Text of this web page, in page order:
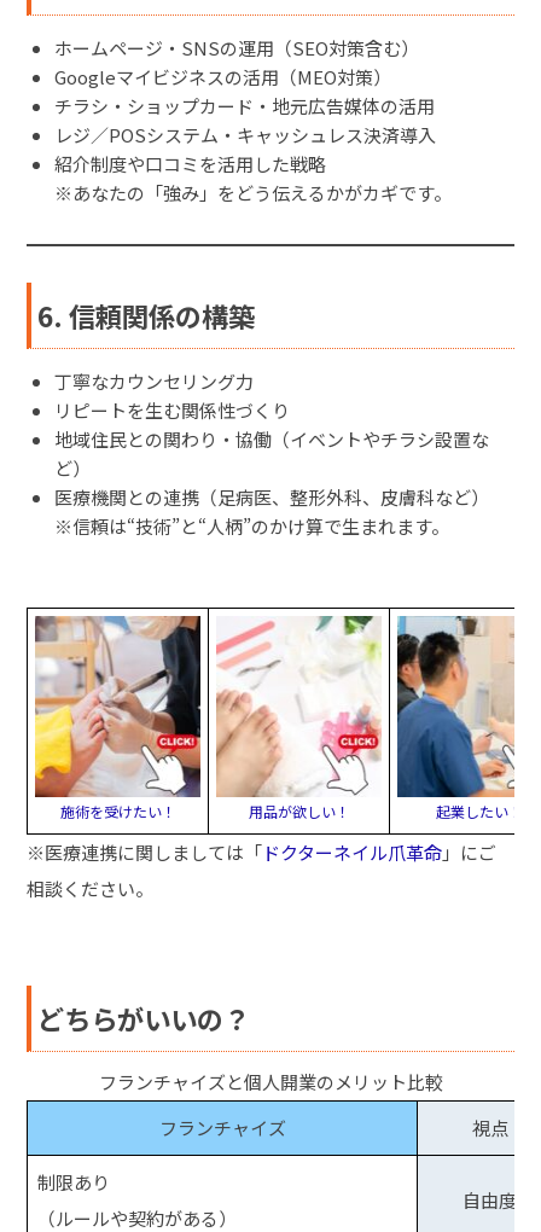
ホームページ・SNSの運用（SEO対策含む）
Googleマイビジネスの活用（MEO対策）
チラシ・ショップカード・地元広告媒体の活用
レジ／POSシステム・キャッシュレス決済導入
紹介制度や口コミを活用した戦略
※あなたの「強み」をどう伝えるかがカギです。
6. 信頼関係の構築
丁寧なカウンセリング力
リピートを生む関係性づくり
地域住民との関わり・協働（イベントやチラシ設置な
ど）
医療機関との連携（足病医、整形外科、皮膚科など）
※信頼は“技術”と“人柄”のかけ算で生まれます。
施術を受けたい！ 用品が欲しい！ 起業したい！
※医療連携に関しましては「ドクターネイル爪革命」にご
相談ください。
どちらがいいの？
フランチャイズと個人開業のメリット比較
フランチャイズ
視点
制限あり
（ルールや契約がある）
自由度